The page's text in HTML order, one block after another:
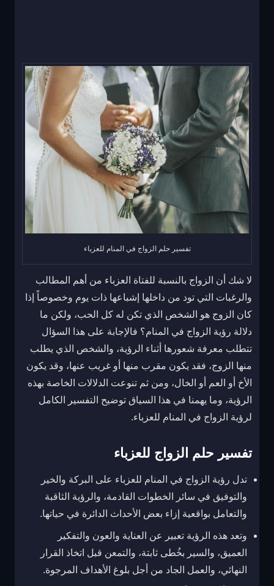
تفسير حلم الزواج في المنام للعزباء
لا شك أن الزواج بالنسبة للفتاة العزباء من أهم المطالب
والرغبات التي تود من داخلها إشباعها ذات يوم وخصوصاً إذا
كان الزوج هو الشخص الذي تكن له كل الحب، ولكن ما
دلالة رؤية الزواج في المنام؟ فالإجابة على هذا السؤال
تتطلب معرفة شعورها أثناء الرؤية، والشخص الذي يطلب
منها الزوج، فقد يكون مقرب منها أو غريب عنها، وقد يكون
الأخ أو العم أو الخال، ومن ثم تنوعت الدلالات الخاصة بهذه
الرؤية، وما يهمنا في هذا السياق توضيح التفسير الكامل
لرؤية الزواج في المنام للعزباء.
تفسير حلم الزواج للعزباء
تدل رؤية الزواج في المنام للعزباء على البركة والخير
والتوفيق في سائر الخطوات القادمة، والرؤية الثاقبة
والتعامل بواقعية إزاء بعض الأحداث الدائرة في حياتها.
وتعد هذه الرؤية تعبير عن العناية والعون والتفكير
العميق، والسير بخُطى ثابتة، والتمعن قبل اتخاذ القرار
النهائي، والعمل الجاد من أجل بلوغ الأهداف المرجوة.